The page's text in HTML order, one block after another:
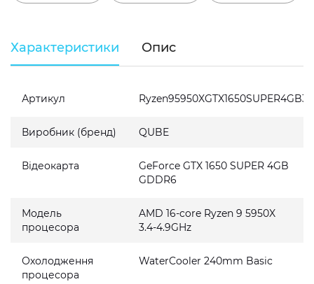
Характеристики Опис
Артикул
Виробник (бренд) QUBE
Відеокарта
GeForce GTX 1650 SUPER 4GB
GDDR6
Модель
процесора
AMD 16-core Ryzen 9 5950X
3.4-4.9GHz
Охолодження
процесора
WaterCooler 240mm Basic